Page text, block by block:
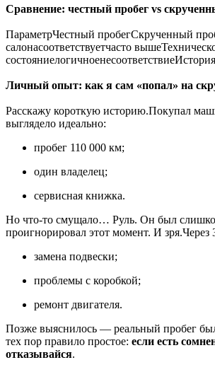
Сравнение: честный пробег vs
ПараметрЧестный пробегСкрученный
салонасоответствуетчасто
Личный опыт: как я сам «попал» на
Расскажу короткую историю.Покупал
выглядело идеально:
пробег 110 000 км;
один владелец;
сервисная книжка.
Но что-то смущало… Руль. Он был
проигнорировал этот момент. И зря.Через
замена подвески;
проблемы с коробкой;
ремонт двигателя.
Позже выяснилось — реальный пробег
тех пор правило простое: если есть
отказывайся.